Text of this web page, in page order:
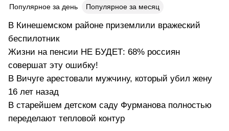
Популярное за день Популярное за месяц
В Кинешемском районе приземлили вражеский
беспилотник
Жизни на пенсии НЕ БУДЕТ: 68% россиян
совершат эту ошибку!
В Вичуге арестовали мужчину, который убил жену
16 лет назад
В старейшем детском саду Фурманова полностью
переделают тепловой контур